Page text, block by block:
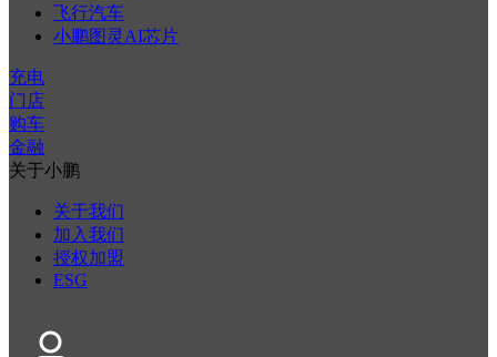
飞行汽车
小鹏图灵AI芯片
充电
门店
购车
金融
关于小鹏
关于我们
加入我们
授权加盟
ESG